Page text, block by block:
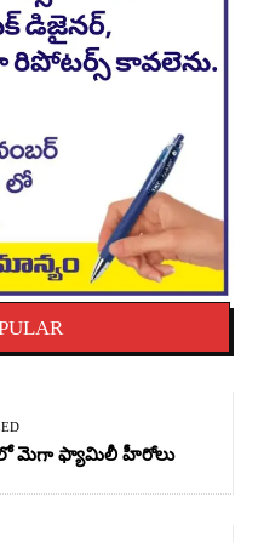
మెగా ఫ్యామిలీ హీరోలు